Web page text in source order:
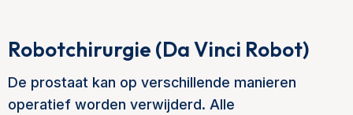
Robotchirurgie (Da Vinci Robot)
De prostaat kan op verschillende manieren
operatief worden verwijderd. Alle